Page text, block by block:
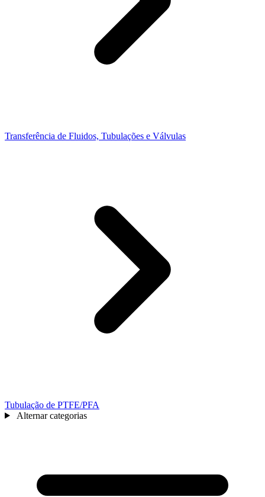
Transferência de Fluidos, Tubulações e Válvulas
Tubulação de PTFE/PFA
Alternar categorias